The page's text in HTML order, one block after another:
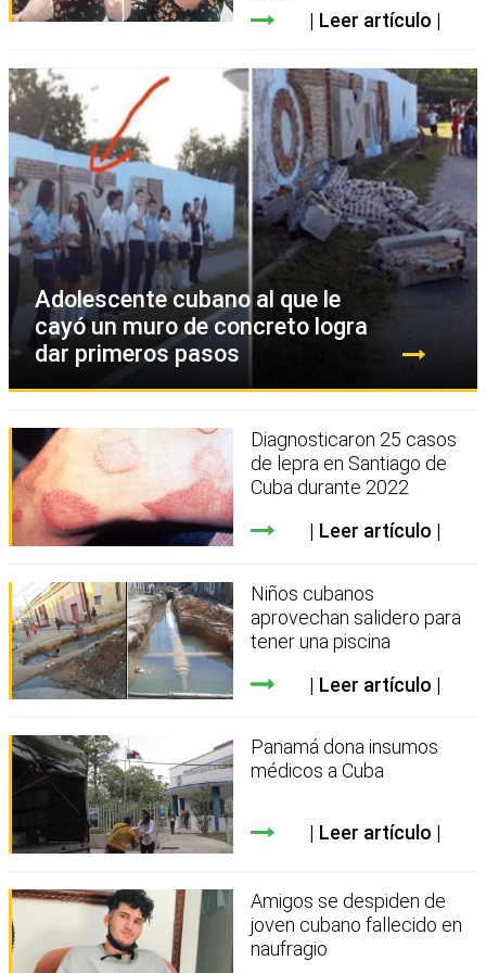
Leer artículo
Adolescente cubano al que le
cayó un muro de concreto logra
dar primeros pasos
Diagnosticaron 25 casos
de lepra en Santiago de
Cuba durante 2022
Leer artículo
Niños cubanos
aprovechan salidero para
tener una piscina
Leer artículo
Panamá dona insumos
médicos a Cuba
Leer artículo
Amigos se despiden de
joven cubano fallecido en
naufragio